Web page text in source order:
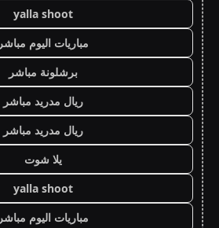
yalla shoot
مباريات اليوم مباشر
برشلونة مباشر
ريال مدريد مباشر
ريال مدريد مباشر
يلا شوت
yalla shoot
مباريات اليوم مباشر